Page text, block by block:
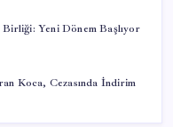
Yeni Dönem Başlıyor
Koca, Cezasında İndirim